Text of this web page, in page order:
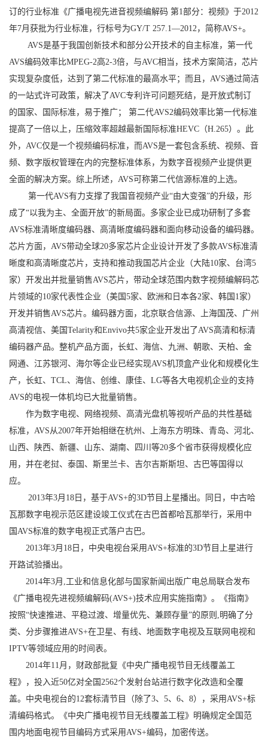
订的行业标准《广播电视先进音视频编解码 第1部分：视频》于2012
年7月获批为行业标准，行标号为GY/T 257.1—2012，简称AVS+。
AVS是基于我国创新技术和部分公开技术的自主标准，第一代
AVS编码效率比MPEG-2高2-3倍，与AVC相当，技术方案简洁，芯片
实现复杂度低，达到了第二代标准的最高水平；而且，AVS通过简洁
的一站式许可政策，解决了AVC专利许可问题死结，是开放式制订
的国家、国际标准，易于推广； 第二代AVS2编码效率比第一代标准
提高了一倍以上，压缩效率超越最新国际标准HEVC（H.265）。此
外，AVC仅是一个视频编码标准，而AVS是一套包含系统、视频、音
频、数字版权管理在内的完整标准体系，为数字音视频产业提供更
全面的解决方案。综上所述，AVS可称第二代信源标准的上选。
第一代AVS有力支撑了我国音视频产业“由大变强”的升级，形
成了“以我为主、全面开放”的新局面。多家企业已成功研制了多套
AVS标准清晰度编码器、高清晰度编码器和面向移动设备的编码器。
芯片方面，AVS带动全球20多家芯片企业设计开发了多款AVS标准清
晰度和高清晰度芯片，支持和推动我国芯片企业（大陆10家、台湾5
家）开发出并批量销售AVS芯片，带动全球范围内数字视频编解码芯
片领域的10家代表性企业（美国5家、欧洲和日本各2家、韩国1家）
开发并销售AVS芯片。编码器方面，北京联合信源、上海国茂、广州
高清视信、美国Telarity和Envivo共5家企业开发出了AVS高清和标清
编码器产品。整机产品方面，长虹、海信、九洲、朝歌、天柏、金
网通、江苏银河、海尔等企业已经实现AVS机顶盒产业化和规模化生
产，长虹、TCL、海信、创维、康佳、LG等各大电视机企业的支持
AVS的电视一体机均已大批量销售。
作为数字电视、网络视频、高清光盘机等视听产品的共性基础
标准，AVS从2007年开始相继在杭州、上海东方明珠、青岛、河北、
山西、陕西、新疆、山东、湖南、四川等20多个省市获得规模化应
用，并在老挝、泰国、斯里兰卡、吉尔吉斯斯坦、古巴等国得以
应。
2013年3月18日，基于AVS+的3D节目上星播出。同日，中古哈
瓦那数字电视示范区建设竣工仪式在古巴首都哈瓦那举行，采用中
国AVS标准的数字电视正式落户古巴。
2013年3月18日，中央电视台采用AVS+标准的3D节目上星进行
开路试验播出。
2014年3月,工业和信息化部与国家新闻出版广电总局联合发布
《广播电视先进视频编解码(AVS+)技术应用实施指南》。《指南》
按照“快速推进、平稳过渡、增量优先、兼顾存量”的原则,明确了分
类、分步骤推进AVS+在卫星、有线、地面数字电视及互联网电视和
IPTV等领域应用的时间表。
2014年11月，财政部批复《中央广播电视节目无线覆盖工
程》，投入近50亿对全国2562个发射台站进行数字化改造和全覆
盖。中央电视台的12套标清节目（除了3、5、6、8），采用AVS+标
清编码格式。《中央广播电视节目无线覆盖工程》明确规定全国范
围内地面电视节目编码方式采用AVS+编码，加密传送。